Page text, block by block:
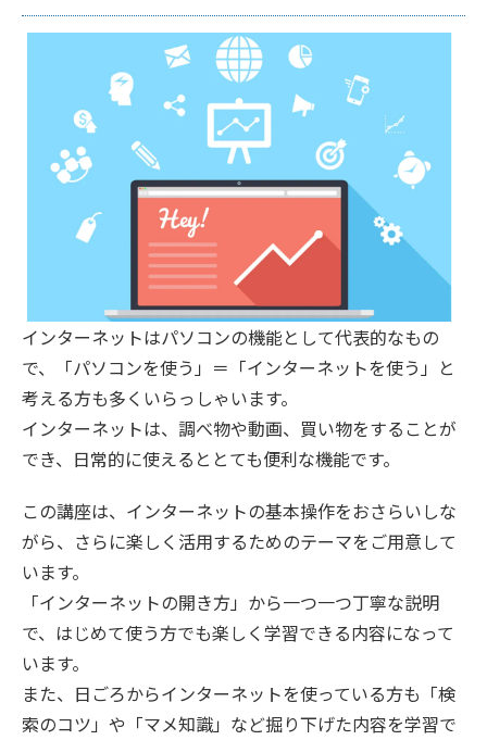
インターネットはパソコンの機能として代表的なもの
で、「パソコンを使う」＝「インターネットを使う」と
考える方も多くいらっしゃいます。
インターネットは、調べ物や動画、買い物をすることが
でき、日常的に使えるととても便利な機能です。
この講座は、インターネットの基本操作をおさらいしな
がら、さらに楽しく活用するためのテーマをご用意して
います。
「インターネットの開き方」から一つ一つ丁寧な説明
で、はじめて使う方でも楽しく学習できる内容になって
います。
また、日ごろからインターネットを使っている方も「検
索のコツ」や「マメ知識」など掘り下げた内容を学習で